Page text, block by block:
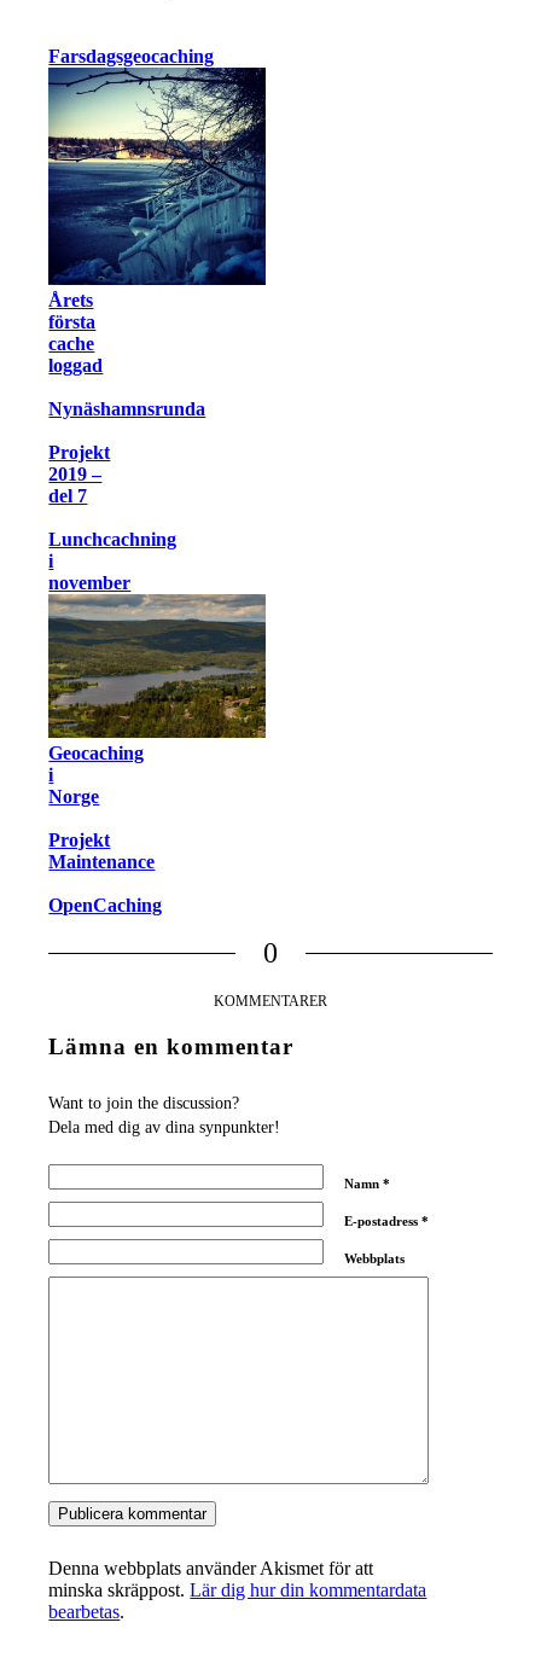
Farsdagsgeocaching
Årets
första
cache
loggad
Nynäshamnsrunda
Projekt
2019 –
del 7
Lunchcachning
i
november
Geocaching
i
Norge
Projekt
Maintenance
OpenCaching
0
KOMMENTARER
Lämna en kommentar
Want to join the discussion?
Dela med dig av dina synpunkter!
Namn*
E-postadress*
Webbplats
Denna webbplats använder Akismet för att
minska skräppost.Lär dig hur din kommentardata
bearbetas.